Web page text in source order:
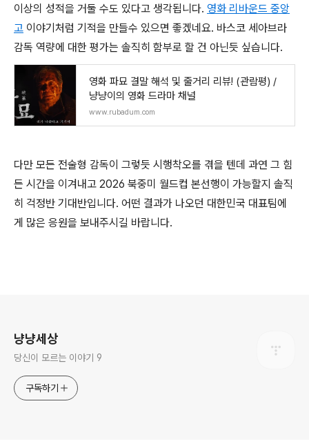
이상의 성적을 거둘 수도 있다고 생각됩니다. 영화 리바운드 중앙
고 이야기처럼 기적을 만들수 있으면 좋겠네요. 바스코 세아브라
감독 역량에 대한 평가는 솔직히 함부로 할 건 아닌듯 싶습니다.
영화 파묘 결말 해석 및 줄거리 리뷰! (관람평) /
냥냥이의 영화 드라마 채널
www.rubadum.com
다만 모든 전술형 감독이 그렇듯 시행착오를 겪을 텐데 과연 그 힘
든 시간을 이겨내고 2026 북중미 월드컵 본선행이 가능할지 솔직
히 걱정반 기대반입니다. 어떤 결과가 나오던 대한민국 대표팀에
게 많은 응원을 보내주시길 바랍니다.
냥냥세상
당신이 모르는 이야기 9
구독하기